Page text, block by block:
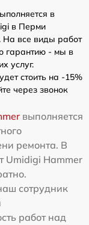
в
в Перми
На все виды работ
гарантию - мы в
услуг.
стоить на -15%
через звонок
выполняется
ремонта. В
Umidigi Hammer
сотрудник
работ над